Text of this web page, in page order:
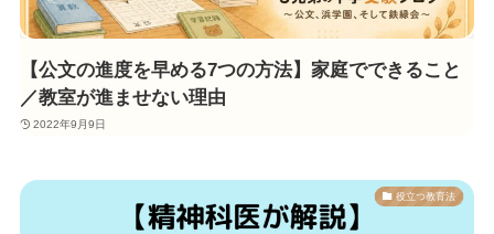
【公文の進度を早める7つの方法】家庭でできること
／教室が進ませない理由
2022年9月9日
役立つ教育法